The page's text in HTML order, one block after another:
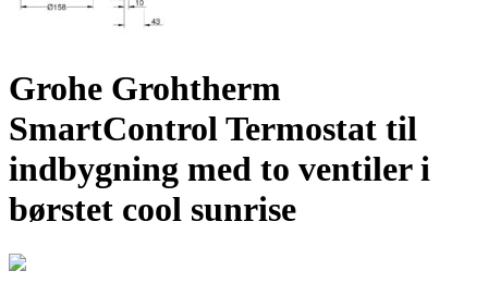
Grohe Grohtherm
SmartControl Termostat til
indbygning med to ventiler i
børstet cool sunrise